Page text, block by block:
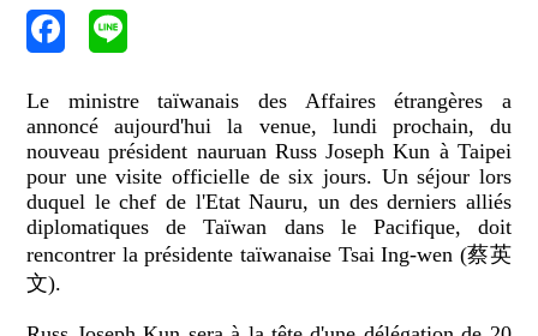
Le ministre taïwanais des Affaires étrangères a
annoncé aujourd'hui la venue, lundi prochain, du
nouveau président nauruan Russ Joseph Kun à Taipei
pour une visite officielle de six jours. Un séjour lors
duquel le chef de l'Etat Nauru, un des derniers alliés
diplomatiques de Taïwan dans le Pacifique, doit
rencontrer la présidente taïwanaise Tsai Ing-wen (蔡英
文).